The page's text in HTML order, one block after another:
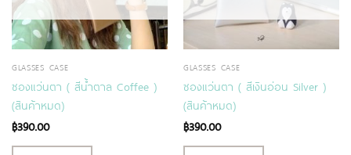
GLASSES CASE
ซองแว่นตา ( สีน้ำตาล Coffee )
(สินค้าหมด)
฿390.00
GLASSES CASE
ซองแว่นตา ( สีเงินอ่อน Silver )
(สินค้าหมด)
฿390.00